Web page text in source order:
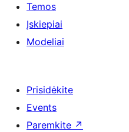
Temos
Įskiepiai
Modeliai
Prisidėkite
Events
Paremkite ↗